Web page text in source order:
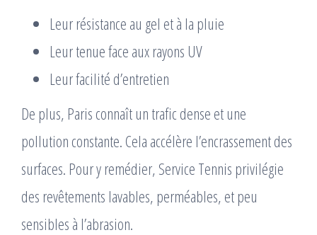
Leur résistance au gel et à la pluie
Leur tenue face aux rayons UV
Leur facilité d’entretien
De plus, Paris connaît un trafic dense et une
pollution constante. Cela accélère l’encrassement des
surfaces. Pour y remédier, Service Tennis privilégie
des revêtements lavables, perméables, et peu
sensibles à l’abrasion.